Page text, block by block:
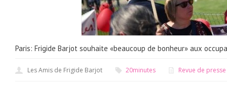
Paris: Frigide Barjot souhaite «beaucoup de bonheur» aux
Les Amis de Frigide Barjot 20minutes Revue de presse